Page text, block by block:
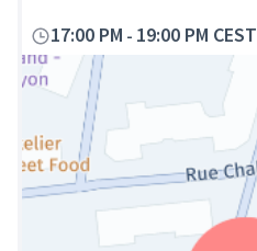
17:00 PM - 19:00 PM CEST